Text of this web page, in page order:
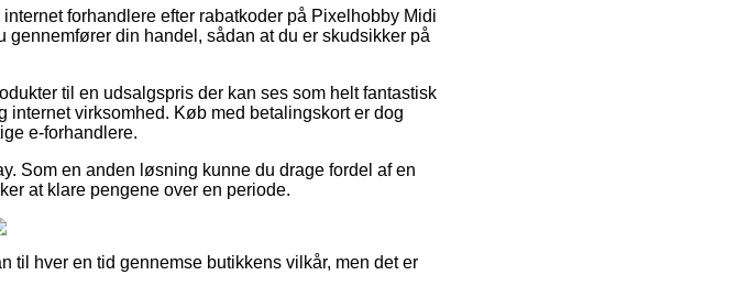
forhandlere efter rabatkoder på Pixelhobby Midi
din handel, sådan at du er skudsikker på
til en udsalgspris der kan ses som helt fantastisk
virksomhed. Køb med betalingskort er dog
e-forhandlere.
Som en anden løsning kunne du drage fordel af en
at klare pengene over en periode.
til hver en tid gennemse butikkens vilkår, men det er